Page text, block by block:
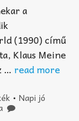
a
(1990) című
Klaus Meine
… read more
• Napi jó